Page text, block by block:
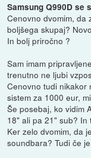
Samsung Q990D se
Cenovno dvomim, da
boljšega skupaj?
In bolj priročno ?
Sam imam
trenutno ne ljubi
Cenovno tudi nikakor
sistem za 1000 eur,
Še posebaj, ko vidim
18" ali pa 21" sub? In
Ker zelo dvomim, da
soundbara? Tudi če